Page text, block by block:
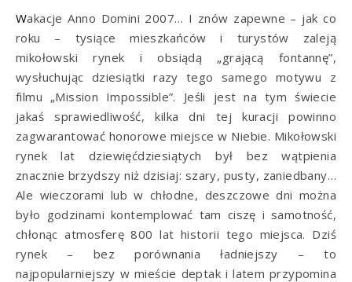
Wakacje Anno Domini 2007… I znów zapewne – jak co
roku – tysiące mieszkańców i turystów zaleją
mikołowski rynek i obsiądą „grającą fontannę”,
wysłuchując dziesiątki razy tego samego motywu z
filmu „Mission Impossible”. Jeśli jest na tym świecie
jakaś sprawiedliwość, kilka dni tej kuracji powinno
zagwarantować honorowe miejsce w Niebie. Mikołowski
rynek lat dziewięćdziesiątych był bez wątpienia
znacznie brzydszy niż dzisiaj: szary, pusty, zaniedbany…
Ale wieczorami lub w chłodne, deszczowe dni można
było godzinami kontemplować tam ciszę i samotność,
chłonąc atmosferę 800 lat historii tego miejsca. Dziś
rynek – bez porównania ładniejszy – to
najpopularniejszy w mieście deptak i latem przypomina